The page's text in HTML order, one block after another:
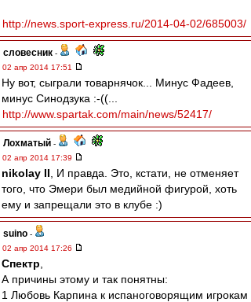
http://news.sport-express.ru/2014-04-02/685003/
словесник -
02 апр 2014 17:51
Ну вот, сыграли товарнячок... Минус Фадеев,
минус Синодзука :-((...
http://www.spartak.com/main/news/52417/
Лохматый -
02 апр 2014 17:39
nikolay II , И правда. Это, кстати, не отменяет
того, что Эмери был медийной фигурой, хоть
ему и запрещали это в клубе :)
suino -
02 апр 2014 17:26
Спектр
А причины этому и так понятны:
1 Любовь Карпина к испаноговорящим игрокам